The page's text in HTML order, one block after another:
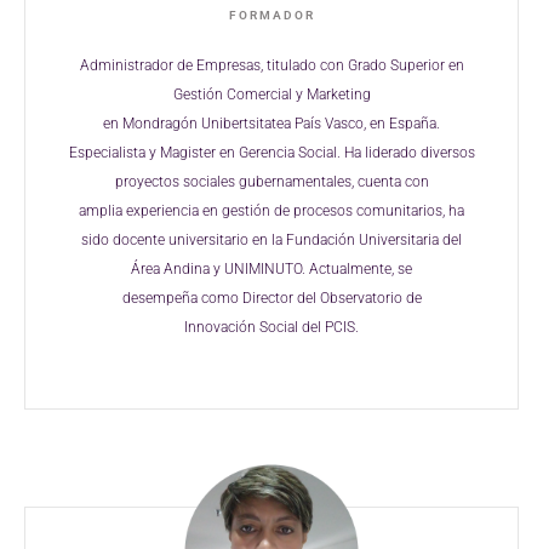
FORMADOR
Administrador de Empresas, titulado con Grado Superior en
Gestión Comercial y Marketing
en Mondragón Unibertsitatea País Vasco, en España.
Especialista y Magister en Gerencia Social. Ha liderado diversos
proyectos sociales gubernamentales, cuenta con
amplia experiencia en gestión de procesos comunitarios, ha
sido docente universitario en la Fundación Universitaria del
Área Andina y UNIMINUTO. Actualmente, se
desempeña como Director del Observatorio de
Innovación Social del PCIS.